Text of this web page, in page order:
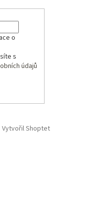
o
s
údajů
Vytvořil Shoptet